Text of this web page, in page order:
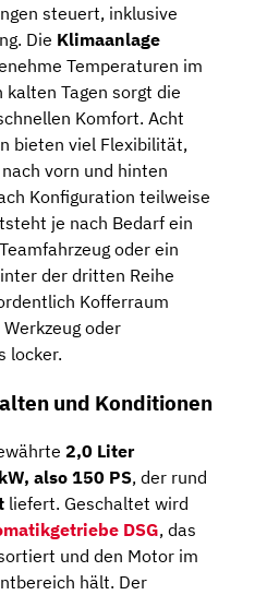
steuert, inklusive
Die Klimaanlage
Temperaturen im
Tagen sorgt die
Komfort. Acht
bieten viel Flexibilität,
vorn und hinten
Konfiguration teilweise
je nach Bedarf ein
oder ein
der dritten Reihe
Kofferraum
oder
locker.
und Konditionen
2,0 Liter
also 150 PS, der rund
liefert. Geschaltet wird
DSG, das
und den Motor im
hält. Der